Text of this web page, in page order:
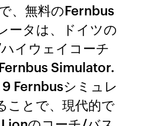
、無料のFernbus
ータは、ドイツの
イウェイコーチ
Simulator.
Fernbusシミュレ
ことで、現代的で